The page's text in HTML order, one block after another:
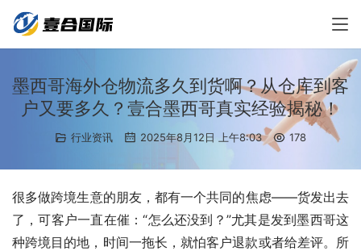
墨西哥海外仓物流多久到货啊？从仓库到客
户又要多久？壹合墨西哥真实经验揭秘！
行业资讯 2025年8月12日 上午8:03 178
很多做跨境生意的朋友，都有一个共同的焦虑——货发出去
了，可客户一直在催：“怎么还没到？”尤其是发到墨西哥这
种跨境目的地，时间一拖长，就怕客户退款或者给差评。所